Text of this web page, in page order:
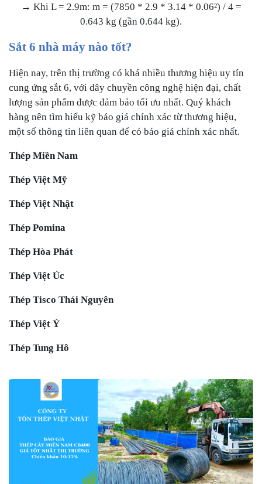
→ Khi L = 2.9m: m = (7850 * 2.9 * 3.14 * 0.06²) / 4 =
0.643 kg (gần 0.644 kg).
Sắt 6 nhà máy nào tốt?
Hiện nay, trên thị trường có khá nhiều thương hiệu uy tín
cung ứng sắt 6, với dây chuyền công nghệ hiện đại, chất
lượng sản phẩm được đảm bảo tối ưu nhất. Quý khách
hàng nên tìm hiểu kỹ báo giá chính xác từ thương hiệu,
một số thông tin liên quan để có báo giá chính xác nhất.
Thép Miền Nam
Thép Việt Mỹ
Thép Việt Nhật
Thép Pomina
Thép Hòa Phát
Thép Việt Úc
Thép Tisco Thái Nguyên
Thép Việt Ý
Thép Tung Hô